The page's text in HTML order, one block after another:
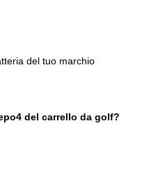
del tuo marchio
del carrello da golf?